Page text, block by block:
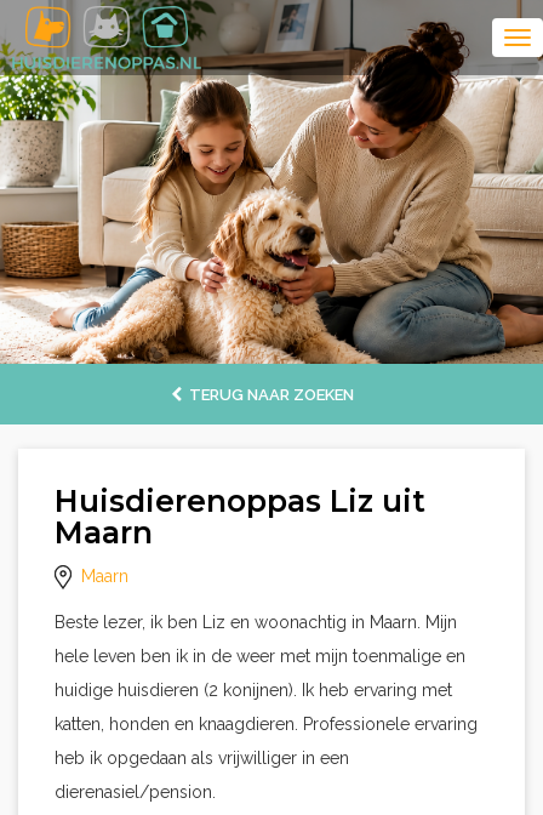
TERUG NAAR ZOEKEN
Huisdierenoppas Liz uit
Maarn
Maarn
Beste lezer, ik ben Liz en woonachtig in Maarn. Mijn
hele leven ben ik in de weer met mijn toenmalige en
huidige huisdieren (2 konijnen). Ik heb ervaring met
katten, honden en knaagdieren. Professionele ervaring
heb ik opgedaan als vrijwilliger in een
dierenasiel/pension.